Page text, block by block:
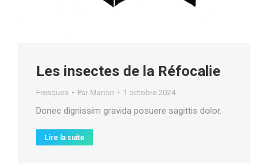
Les insectes de la Réfocalie
Fresques Par Marion 1 octobre 2024
Donec dignissim gravida posuere sagittis dolor.
Lire la suite